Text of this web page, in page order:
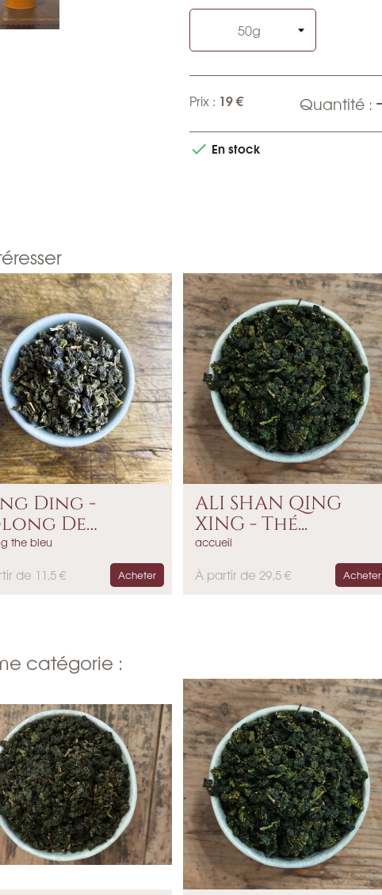
Prix : 19 € Quantité :
 En stock
Ding -
De
the bleu
de 11,5 € Acheter
ALI SHAN QING
XING - Thé...
accueil
P
À partir de 29,5 € Acheter
catégorie :